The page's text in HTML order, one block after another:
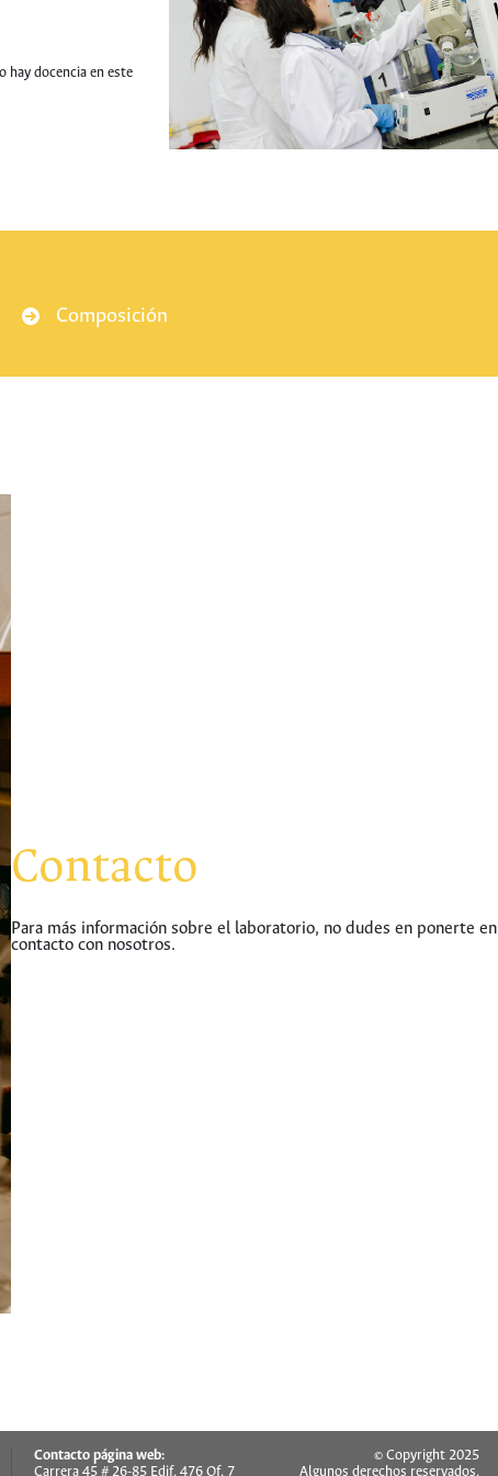
hay docencia en este
Composición
Contacto
Para más información sobre el laboratorio, no dudes en ponerte en
contacto con nosotros.
Contacto página web:
Carrera 45 # 26-85 Edif. 476 Of. 7
© Copyright 2025
Algunos derechos reservados.